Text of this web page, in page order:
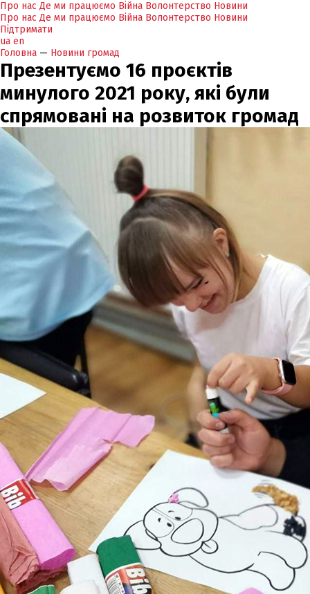
Про нас Де ми працюємо Війна Волонтерство Новини
Про нас Де ми працюємо Війна Волонтерство Новини
Підтримати
ua en
Головна — Новини громад
Презентуємо 16 проєктів
минулого 2021 року, які були
спрямовані на розвиток громад